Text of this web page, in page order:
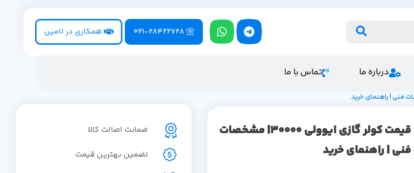
021-28422728 همکاری در تامین
درباره ما تماس با ما
قیمت کولر گازی ایوولی 30000| مشخصات
فنی | راهنمای خرید
ضمانت اصالت کالا
تضمین بهترین قیمت